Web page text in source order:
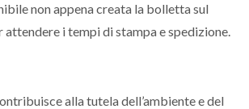
non appena creata la bolletta sul
attendere i tempi di stampa e spedizione.
alla tutela dell’ambiente e del